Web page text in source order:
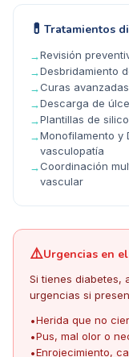
💊 Tratamientos
→Revisión
→Desbridamiento
→Curas
→Descarga de
→Plantillas de
→Monofilamento y
vasculopatía
→Coordinación
vascular
⚠️Urgencias en
Si tienes diabetes,
urgencias si
•Herida que no
•Pus, mal olor o
•Enrojecimiento,